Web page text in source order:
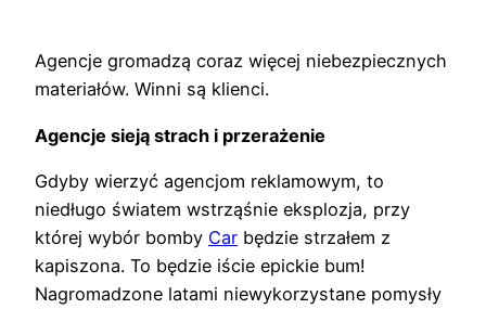
Agencje gromadzą coraz więcej niebezpiecznych
materiałów. Winni są klienci.
Agencje sieją strach i przerażenie
Gdyby wierzyć agencjom reklamowym, to
niedługo światem wstrząśnie eksplozja, przy
której wybór bomby Car będzie strzałem z
kapiszona. To będzie iście epickie bum!
Nagromadzone latami niewykorzystane pomysły